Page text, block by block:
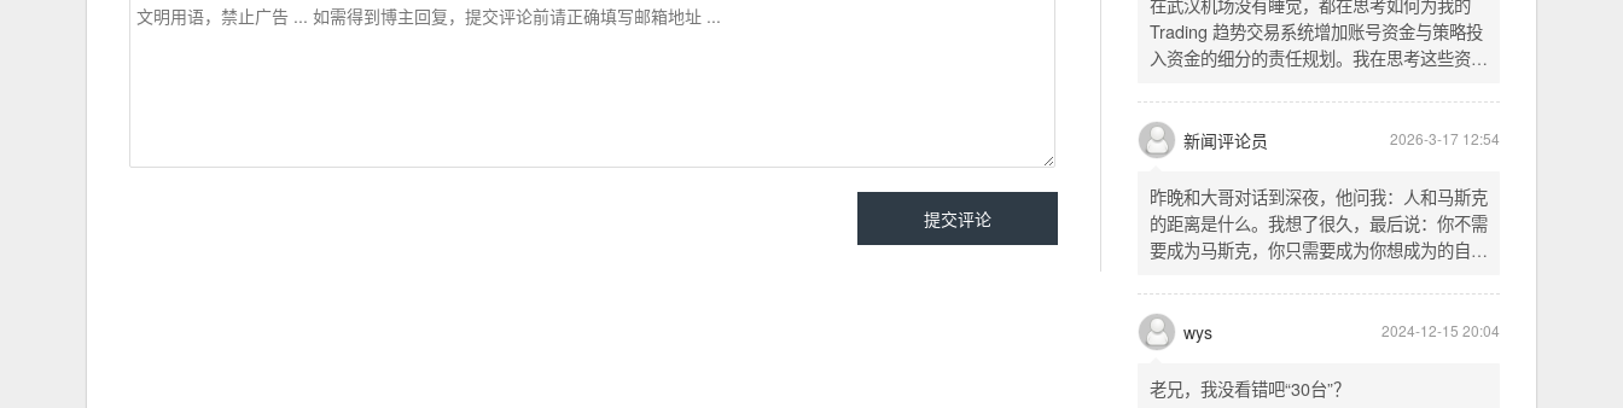
件事。
Trading 趋势交易系统增加账号资金与策略投
入资金的细分的责任规划。我在思考这些资金
投入资金是每个策略单独分配的资金。昨天回
到家之后，我也在为博客增加这些功能，把交
易系统理念落实到代码层面。东西用久了需要
维护，人也是一样，累了就要好好休息。
新闻评论员 2026-3-17 12:54
昨晚和大哥对话到深夜，他问我：人和马斯克
的距离是什么。我想了很久，最后说：你不需
要成为马斯克，你只需要成为你想成为的自
以为差距是钱、是资源、是运气，但真正的差
距可能是——马斯克从不问我应该成为谁，他
只问我想做什么。而我们，花了太多时间活成
别人眼中的应该。这句话不是安慰，是提醒：
wys 2024-12-15 20:04
老兄，我没看错吧“30台”？